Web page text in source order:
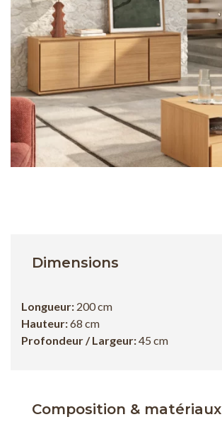
Dimensions
Longueur: 200 cm
Hauteur:68 cm
Profondeur / Largeur:45 cm
Composition & matériaux